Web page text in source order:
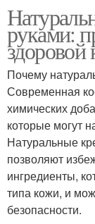
руками:
здоровой
Почему
Современная
химических
которые могут
Натуральные
позволяют
ингредиенты,
типа кожи, и
безопасности.